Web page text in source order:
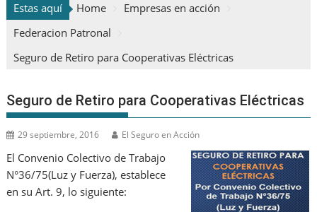
Estas aquí Home
Empresas en acción
Federacion Patronal
Seguro de Retiro para Cooperativas Eléctricas
Seguro de Retiro para Cooperativas Eléctricas
29 septiembre, 2016 El Seguro en Acción
El Convenio Colectivo de Trabajo
N°36/75(Luz y Fuerza), establece
en su Art. 9, lo siguiente: